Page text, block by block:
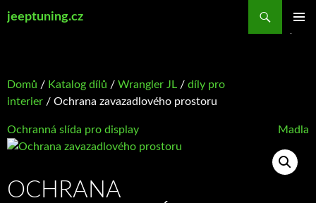
jeeptuning.cz
Domů / Katalog dílů / Wrangler JL / díly pro
interier / Ochrana zavazadlového prostoru
Ochranná slída pro display Madla
OCHRANA